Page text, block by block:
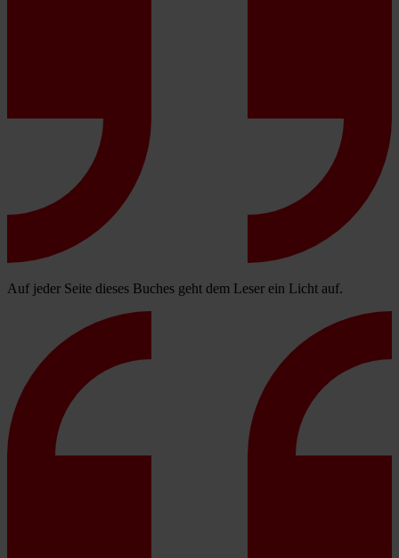
Auf jeder Seite dieses Buches geht dem Leser ein Licht auf.